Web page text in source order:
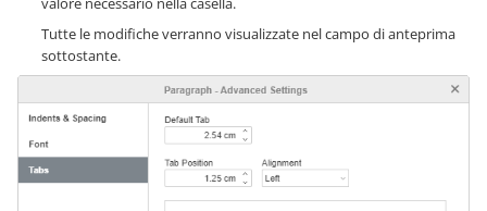
Tutte le modifiche verranno visualizzate nel campo di anteprima
sottostante.